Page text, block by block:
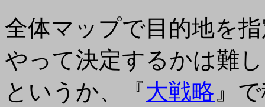
全体マップで目的地を
やって決定するかは難
というか、『大戦略 』